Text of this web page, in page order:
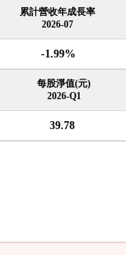
累計營收年成長率
2026-07
-1.99%
每股淨值(元)
2026-Q1
39.78